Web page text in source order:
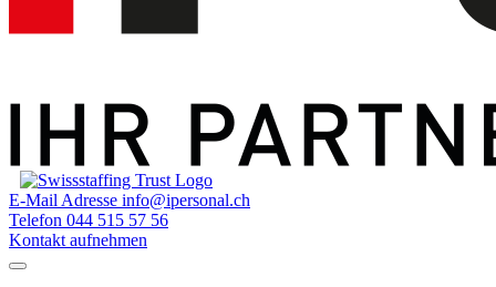
E-Mail Adresse info@ipersonal.ch
Telefon 044 515 57 56
Kontakt aufnehmen